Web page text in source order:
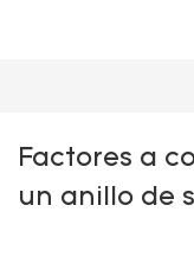
Factores a
un anillo de